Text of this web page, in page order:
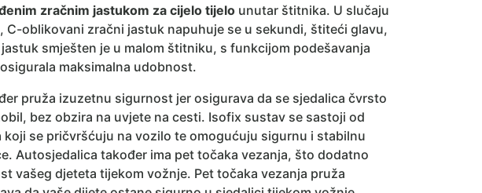
zračnim jastukom za cijelo tijelounutar štitnika. U slučaju
C-oblikovani zračni jastuk napuhuje se u sekundi, štiteći glavu,
smješten je u malom štitniku, s funkcijom podešavanja
maksimalna udobnost.
pruža izuzetnu sigurnost jer osigurava da se sjedalica čvrsto
bez obzira na uvjete na cesti. Isofix sustav se sastoji od
se pričvršćuju na vozilo te omogućuju sigurnu i stabilnu
Autosjedalica također ima pet točaka vezanja, što dodatno
vašeg djeteta tijekom vožnje. Pet točaka vezanja pruža